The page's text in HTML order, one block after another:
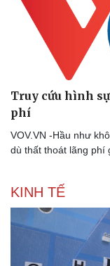
Doanh nghiệp
Thông tin doanh
Doanh nhân
Vì cộng đồng
Truy cứu hình
phí
VOV.VN -Hầu như
dù thất thoát lãng phí
KINH TẾ